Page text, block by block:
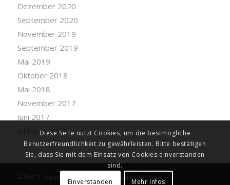
Dezember 2020
September 2020
November 2019
September 2019
Mai 2019
Oktober 2018
Mai 2018
November 2017
Juni 2017
Oktober 2015
2018 © | TopSportVereine Metropolregion Hamburg e.V.
Diese Seite nutzt Cookies, um die bestmögliche
Benutzerfreundlichkeit zu gewährleisten. Bitte bestätigen
Sie, dass Sie mit dem Einsatz von Cookies einverstanden
sind.
Einverstanden
Mehr Infos